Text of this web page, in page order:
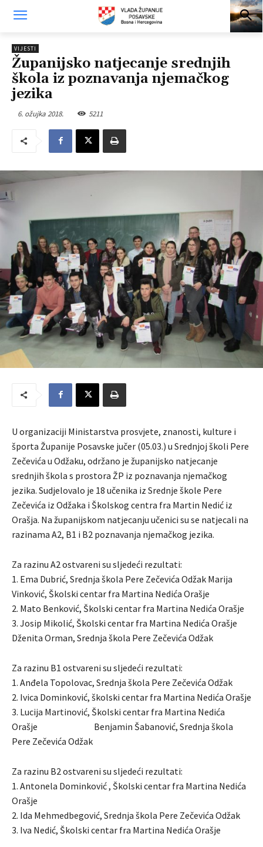
VIJESTI
Županijsko natjecanje srednjih
škola iz poznavanja njemačkog
jezika
6. ožujka 2018. 5211
U organizaciji Ministarstva prosvjete, znanosti, kulture i
športa Županije Posavske jučer (05.03.) u Srednjoj školi Pere
Zečevića u Odžaku, održano je županijsko natjecanje
srednjih škola s prostora ŽP iz poznavanja njemačkog
jezika. Sudjelovalo je 18 učenika iz Srednje škole Pere
Zečevića iz Odžaka i Školskog centra fra Martin Nedić iz
Orašja. Na županijskom natjecanju učenici su se natjecali na
razinama A2, B1 i B2 poznavanja njemačkog jezika.
Za razinu A2 ostvareni su sljedeći rezultati:
1. Ema Dubrić, Srednja škola Pere Zečevića Odžak Marija
Vinković, Školski centar fra Martina Nedića Orašje
2. Mato Benković, Školski centar fra Martina Nedića Orašje
3. Josip Mikolić, Školski centar fra Martina Nedića Orašje
Dženita Orman, Srednja škola Pere Zečevića Odžak
Za razinu B1 ostvareni su sljedeći rezultati:
1. Anđela Topolovac, Srednja škola Pere Zečevića Odžak
2. Ivica Dominković, školski centar fra Martina Nedića Orašje
3. Lucija Martinović, Školski centar fra Martina Nedića
Orašje Benjamin Šabanović, Srednja škola
Pere Zečevića Odžak
Za razinu B2 ostvareni su sljedeći rezultati:
1. Antonela Dominković , Školski centar fra Martina Nedića
Orašje
2. Ida Mehmedbegović, Srednja škola Pere Zečevića Odžak
3. Iva Nedić, Školski centar fra Martina Nedića Orašje